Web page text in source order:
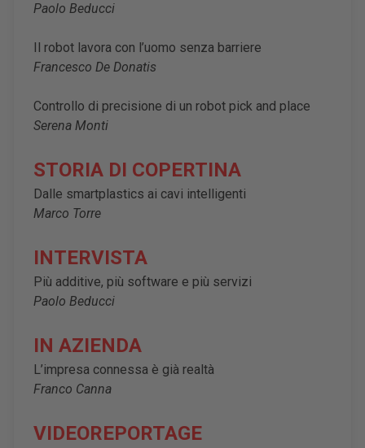
Paolo Beducci
Il robot lavora con l’uomo senza barriere
Francesco De Donatis
Controllo di precisione di un robot pick and place
Serena Monti
STORIA DI COPERTINA
Dalle smartplastics ai cavi intelligenti
Marco Torre
INTERVISTA
Più additive, più software e più servizi
Paolo Beducci
IN AZIENDA
L’impresa connessa è già realtà
Franco Canna
VIDEOREPORTAGE